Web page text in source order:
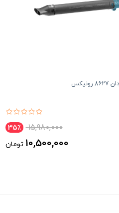
15,980,000 35٪
10,500,000 تومان